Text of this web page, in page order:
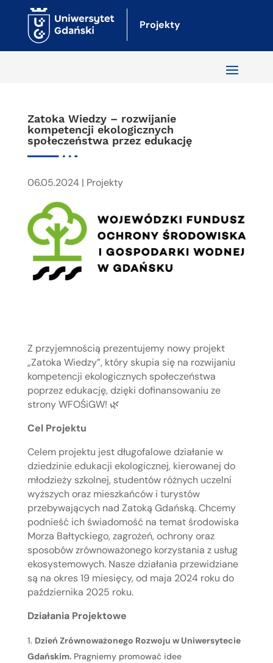
Projekty
Zatoka Wiedzy – rozwijanie
kompetencji ekologicznych
społeczeństwa przez edukację
06.05.2024| Projekty
Z przyjemnością prezentujemy nowy projekt
„Zatoka Wiedzy”, który skupia się na rozwijaniu
kompetencji ekologicznych społeczeństwa
poprzez edukację, dzięki dofinansowaniu ze
strony WFOŚiGW! 🌿
Cel Projektu
Celem projektu jest długofalowe działanie w
dziedzinie edukacji ekologicznej, kierowanej do
młodzieży szkolnej, studentów różnych uczelni
wyższych oraz mieszkańców i turystów
przebywających nad Zatoką Gdańską. Chcemy
podnieść ich świadomość na temat środowiska
Morza Bałtyckiego, zagrożeń, ochrony oraz
sposobów zrównoważonego korzystania z usług
ekosystemowych. Nasze działania przewidziane
są na okres 19 miesięcy, od maja 2024 roku do
października 2025 roku.
Działania Projektowe
Dzień Zrównoważonego Rozwoju w Uniwersytecie
Gdańskim. Pragniemy promować idee